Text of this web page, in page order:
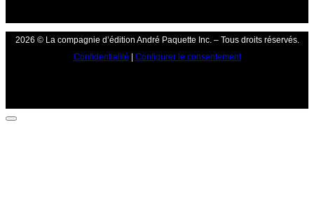
2026 © La compagnie d’édition André Paquette Inc. – Tous droits réservés.
Confidentialité
Configurer le consentement